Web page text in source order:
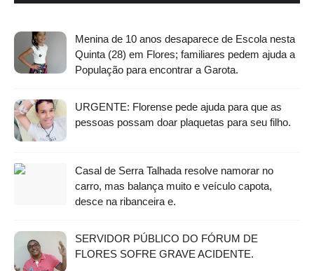
Menina de 10 anos desaparece de Escola nesta
Quinta (28) em Flores; familiares pedem ajuda a
População para encontrar a Garota.
URGENTE: Florense pede ajuda para que as
pessoas possam doar plaquetas para seu filho.
Casal de Serra Talhada resolve namorar no
carro, mas balança muito e veículo capota,
desce na ribanceira e.
SERVIDOR PÚBLICO DO FÓRUM DE
FLORES SOFRE GRAVE ACIDENTE.